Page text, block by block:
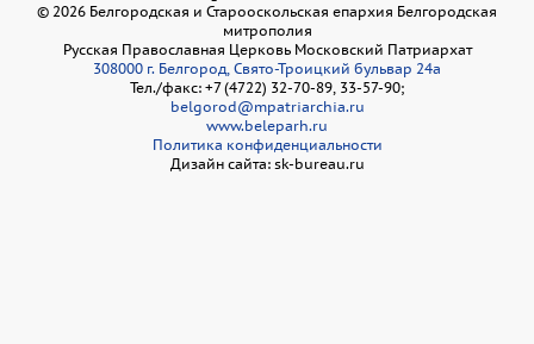
© 2026 Белгородская и Старооскольская епархия Белгородская
митрополия
Русская Православная Церковь Московский Патриархат
308000 г. Белгород, Свято-Троицкий бульвар 24а
Тел./факс: +7 (4722) 32-70-89, 33-57-90;
belgorod@mpatriarchia.ru
www.beleparh.ru
Политика конфиденциальности
Дизайн сайта: sk-bureau.ru